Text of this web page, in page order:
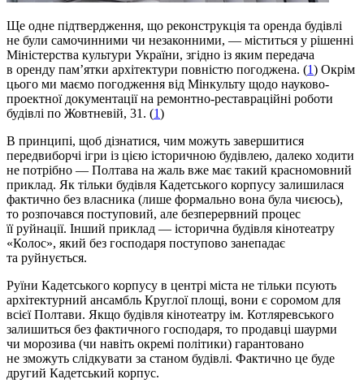
Ще одне підтвердження, що реконструкція та оренда будівлі
не були самочинними чи незаконними, — міститься у рішенні
Міністерства культури України, згідно із яким передача
в оренду пам’ятки архітектури повністю погоджена. (1) Окрім
цього ми маємо погодження від Мінкульту щодо науково-
проектної документації на ремонтно-реставраційні роботи
будівлі по Жовтневій, 31. (1)
В принципі, щоб дізнатися, чим можуть завершитися
передвиборчі ігри із цією історичною будівлею, далеко ходити
не потрібно — Полтава на жаль вже має такий красномовний
приклад. Як тільки будівля Кадетського корпусу залишилася
фактично без власника (лише формально вона була чиєюсь),
то розпочався поступовий, але безперервний процес
її руйнації. Інший приклад — історична будівля кінотеатру
«Колос», який без господаря поступово занепадає
та руйнується.
Руїни Кадетського корпусу в центрі міста не тільки псують
архітектурний ансамбль Круглої площі, вони є соромом для
всієї Полтави. Якщо будівля кінотеатру ім. Котляревського
залишиться без фактичного господаря, то продавці шаурми
чи морозива (чи навіть окремі політики) гарантовано
не зможуть слідкувати за станом будівлі. Фактично це буде
другий Кадетський корпус.